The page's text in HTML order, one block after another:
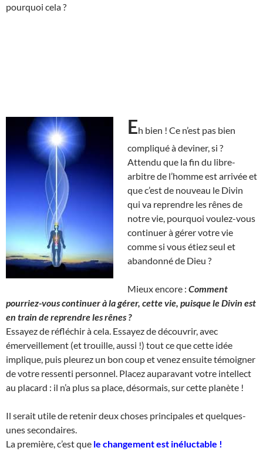
pourquoi cela ?
Eh bien ! Ce n’est pas bien
compliqué à deviner, si ?
Attendu que la fin du libre-
arbitre de l’homme est arrivée et
que c’est de nouveau le Divin
qui va reprendre les rênes de
notre vie, pourquoi voulez-vous
continuer à gérer votre vie
comme si vous étiez seul et
abandonné de Dieu ?
Mieux encore : Comment
pourriez-vous continuer à la gérer, cette vie, puisque le Divin est
en train de reprendre les rênes ?
Essayez de réfléchir à cela. Essayez de découvrir, avec
émerveillement (et trouille, aussi !) tout ce que cette idée
implique, puis pleurez un bon coup et venez ensuite témoigner
de votre ressenti personnel. Placez auparavant votre intellect
au placard : il n’a plus sa place, désormais, sur cette planète !
Il serait utile de retenir deux choses principales et quelques-
unes secondaires.
La première, c’est que le changement est inéluctable !